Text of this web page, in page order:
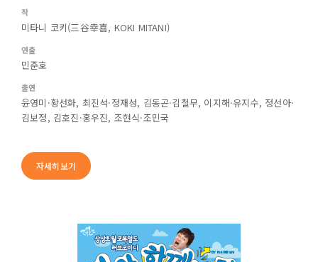
작
미타니 코키(三谷幸喜, KOKI MITANI)
연출
민준호
출연
윤영미·황선화, 최진석·정재성, 김동곤·김철무, 이지해·유지수, 정선아·
김보정, 김호진·홍우진, 조현식·조민국
자세히보기